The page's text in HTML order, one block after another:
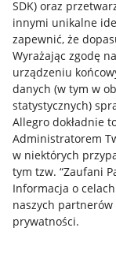
SDK) oraz
innymi unikalne
zapewnić, że
Wyrażając zgodę
urządzeniu
danych (w tym w
statystycznych)
Allegro dokładnie
Administratorem
w niektórych
tym tzw. “Zaufani
Informacja o
naszych
prywatności.
Przydatne
Jak to działa